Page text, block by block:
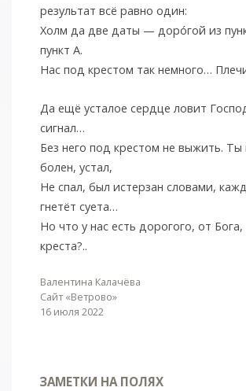
результат всё равно один:
Холм да две даты — дорóгой из
пункт А.
Нас под крестом так немного…
Да ещё усталое сердце ловит
сигнал…
Без него под крестом не выжить. Ты
болен, устал,
Не спал, был истерзан словами,
гнетёт суета…
Но что у нас есть дорогого, от
креста?..
Валентина Калачёва
Сайт «Ветрово»
16 июля 2022
ЗАМЕТКИ НА ПОЛЯХ